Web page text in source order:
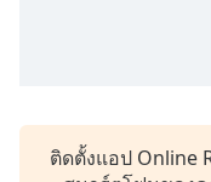
selected
ติดตั้งแอป Online